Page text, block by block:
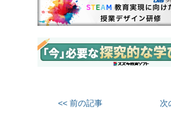
<< 前の記事 次